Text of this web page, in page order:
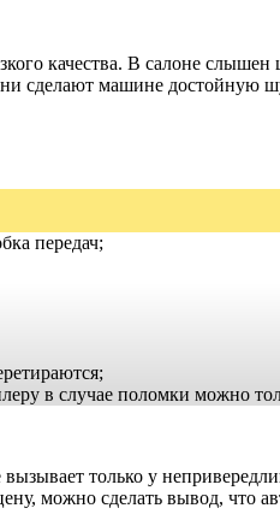
качества. В салоне
сделают машине достойную
передач;
в случае поломки можно
только у
можно сделать вывод, что